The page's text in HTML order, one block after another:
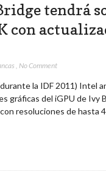
tendrá
con
, No Comment
la IDF 2011) Intel
gráficas del iGPU de Ivy
resoluciones de hasta